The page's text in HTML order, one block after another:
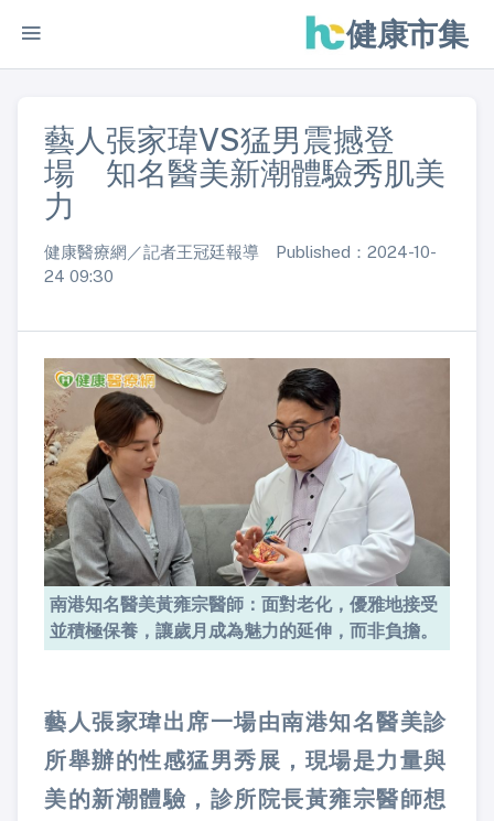
健康市集
藝人張家瑋VS猛男震撼登
場 知名醫美新潮體驗秀肌美
力
健康醫療網／記者王冠廷報導 Published：2024-10-
24 09:30
南港知名醫美黃雍宗醫師：面對老化，優雅地接受
並積極保養，讓歲月成為魅力的延伸，而非負擔。
藝人張家瑋出席一場由南港知名醫美診
所舉辦的性感猛男秀展，現場是力量與
美的新潮體驗，診所院長黃雍宗醫師想